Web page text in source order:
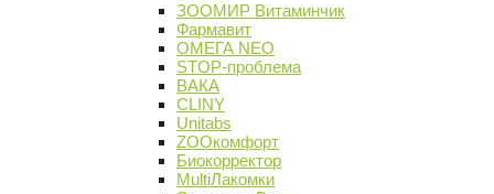
ЗООМИР Витаминчик
Фармавит
ОМЕГА NEO
STOP-проблема
ВАКА
CLINY
Unitabs
ZOOкомфорт
Биокорректор
MultiЛакомки